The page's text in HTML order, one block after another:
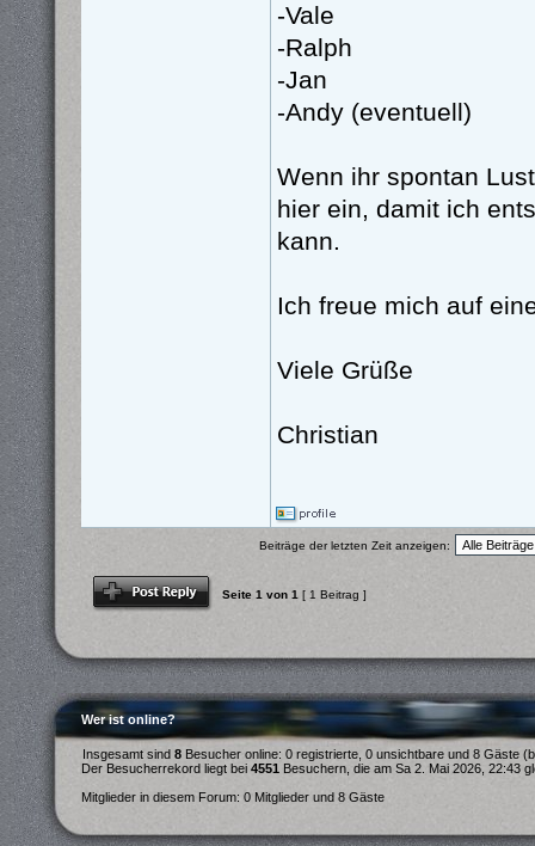
-Vale
-Ralph
-Jan
-Andy (eventuell)
Wenn ihr spontan
hier ein, damit ich
kann.
Ich freue mich auf
Viele Grüße
Christian
Beiträge der letzten Zeit anzeigen:
Antwort schreiben
Seite 1 von 1 [ 1 Beitrag ]
Wer ist online?
Insgesamt sind 8 Besucher online: 0 registrierte, 0 unsichtbare und 8 Gäste
Der Besucherrekord liegt bei 4551 Besuchern, die am Sa 2. Mai 2026, 22:43
Mitglieder in diesem Forum: 0 Mitglieder und 8 Gäste